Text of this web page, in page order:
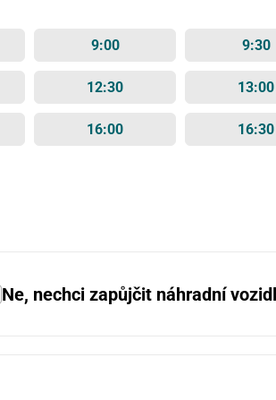
9:00 9:30
12:30 13:00
16:00 16:30
Ne, nechci zapůjčit náhradní